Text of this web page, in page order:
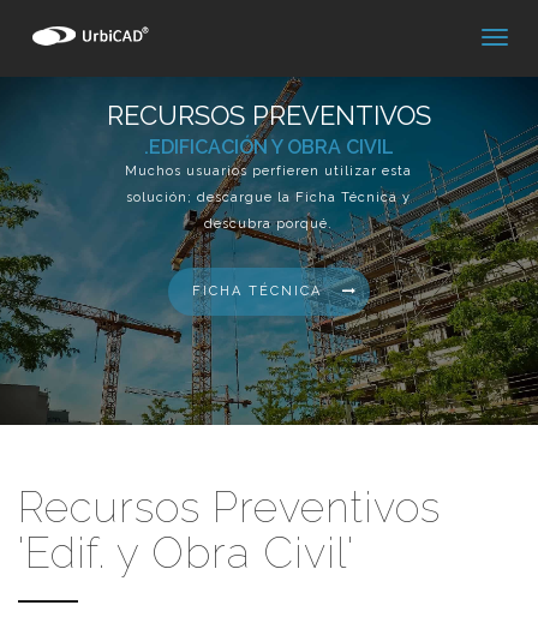
RECURSOS PREVENTIVOS
.EDIFICACIÓN Y OBRA CIVIL
Muchos usuarios perfieren utilizar esta
solución; descargue la Ficha Técnica y
descubra porqué.
FICHA TÉCNICA
Recursos Preventivos
'Edif. y Obra Civil'